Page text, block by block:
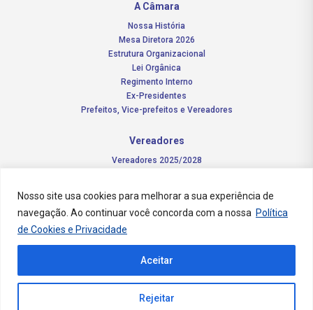
Nosso site usa cookies para melhorar a sua experiência de
navegação. Ao continuar você concorda com a nossa Política
de Cookies e Privacidade
Rejeitar
Aceitar
A Câmara
Nossa História
Mesa Diretora 2026
Estrutura Organizacional
Lei Orgânica
Regimento Interno
Ex-Presidentes
Prefeitos, Vice-prefeitos e Vereadores
Vereadores
Vereadores 2025/2028
Notícias
Concursos
Contato